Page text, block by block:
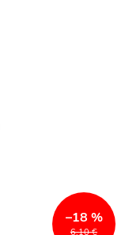
6,10 €
–18 %